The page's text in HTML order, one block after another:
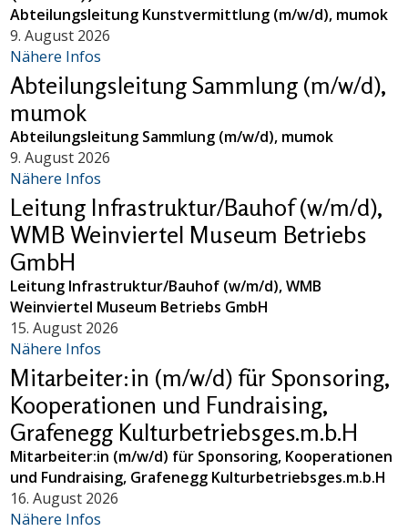
Abteilungsleitung Kunstvermittlung (m/w/d), mumok
9. August 2026
Nähere Infos
Abteilungsleitung Sammlung (m/w/d),
mumok
Abteilungsleitung Sammlung (m/w/d), mumok
9. August 2026
Nähere Infos
Leitung Infrastruktur/Bauhof (w/m/d),
WMB Weinviertel Museum Betriebs
GmbH
Leitung Infrastruktur/Bauhof (w/m/d), WMB
Weinviertel Museum Betriebs GmbH
15. August 2026
Nähere Infos
Mitarbeiter:in (m/w/d) für Sponsoring,
Kooperationen und Fundraising,
Grafenegg Kulturbetriebsges.m.b.H
Mitarbeiter:in (m/w/d) für Sponsoring, Kooperationen
und Fundraising, Grafenegg Kulturbetriebsges.m.b.H
16. August 2026
Nähere Infos